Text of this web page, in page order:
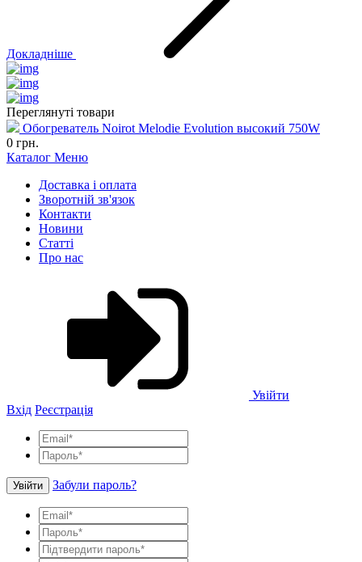
Докладніше
Переглянуті товари
Обогреватель Noirot Melodie Evolution высокий 750W
0 грн.
Каталог Меню
Доставка і оплата
Зворотній зв'язок
Контакти
Новини
Статті
Про нас
Увійти
Вхід Реєстрація
Увійти Забули пароль?